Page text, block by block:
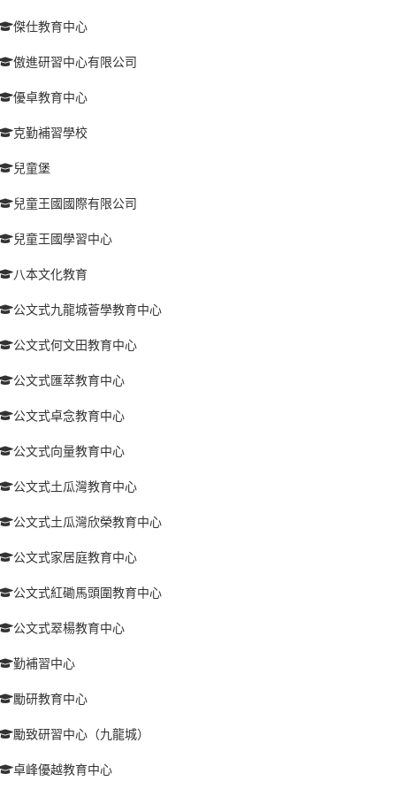
傑仕教育中心
傲進研習中心有限公司
優卓教育中心
克勤補習學校
兒童堡
兒童王國國際有限公司
兒童王國學習中心
八本文化教育
公文式九龍城薈學教育中心
公文式何文田教育中心
公文式匯萃教育中心
公文式卓念教育中心
公文式向量教育中心
公文式土瓜灣教育中心
公文式土瓜灣欣榮教育中心
公文式家居庭教育中心
公文式紅磡馬頭圍教育中心
公文式翠楊教育中心
勤補習中心
勵研教育中心
勵致研習中心（九龍城）
卓峰優越教育中心